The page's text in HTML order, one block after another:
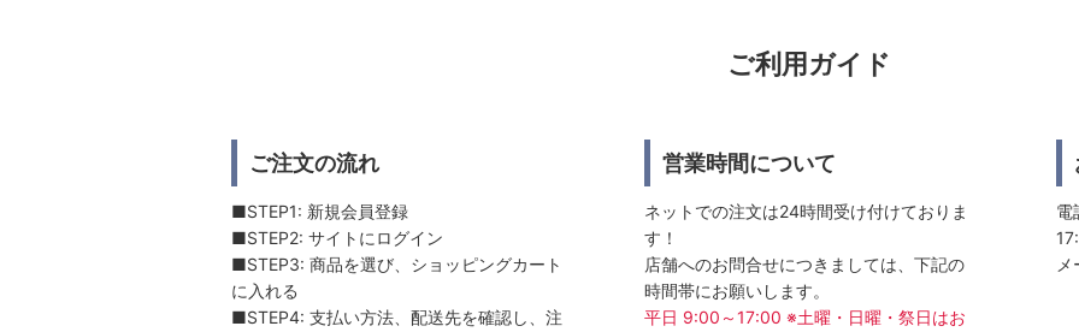
ご利用ガイド
ご注文の流れ
■STEP1: 新規会員登録
■STEP2: サイトにログイン
■STEP3: 商品を選び、ショッピングカート
に入れる
■STEP4: 支払い方法、配送先を確認し、注
営業時間について
ネットでの注文は24時間受け付けておりま
す！
店舗へのお問合せにつきましては、下記の
時間帯にお願いします。
平日 9:00～17:00 ※土曜・日曜・祭日はお
電